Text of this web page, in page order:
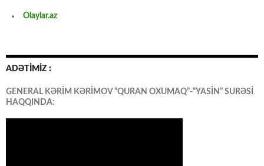
Olaylar.az
ADƏTİMİZ :
GENERAL KƏRİM KƏRİMOV “QURAN OXUMAQ”-“YASİN” SURƏSİ
HAQQINDA: